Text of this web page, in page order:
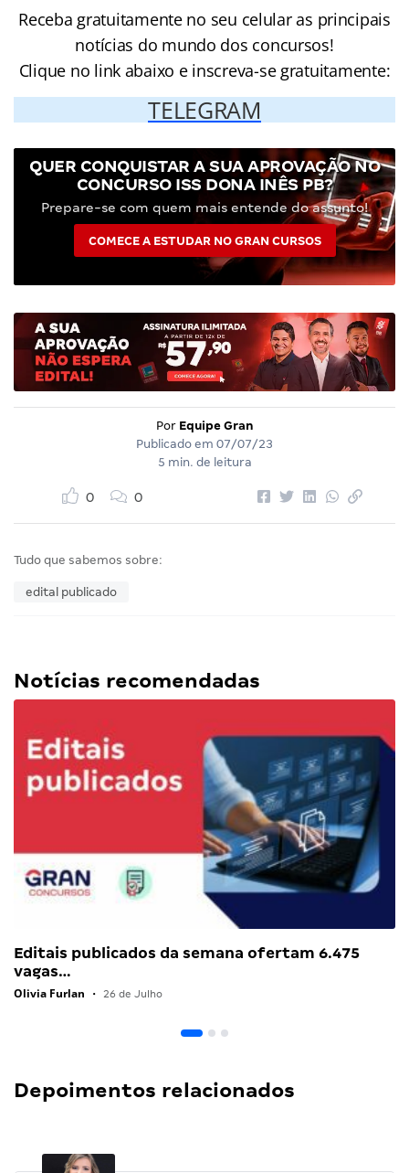
Receba gratuitamente no seu celular as principais
notícias do mundo dos concursos!
Clique no link abaixo e inscreva-se gratuitamente:
TELEGRAM
QUER CONQUISTAR A SUA APROVAÇÃO NO
CONCURSO ISS DONA INÊS PB?
Prepare-se com quem mais entende do assunto!
COMECE A ESTUDAR NO GRAN CURSOS
Por Equipe Gran
Publicado em 07/07/23
5 min. de leitura
0 0
Tudo que sabemos sobre:
edital publicado
Notícias recomendadas
Editais publicados da semana ofertam 6.475
vagas…
Olivia Furlan • 26 de Julho
Depoimentos relacionados